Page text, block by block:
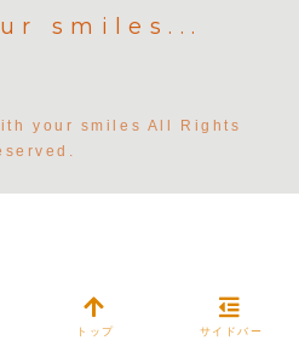
smiles...
your smiles All Rights
トップ サイドバー